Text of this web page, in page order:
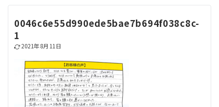
0046c6e55d990ede5bae7b694f038c8c-
1
2021年8月11日